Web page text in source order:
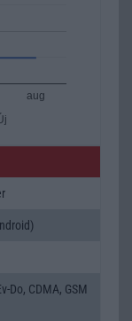
aug
Do, CDMA, GSM